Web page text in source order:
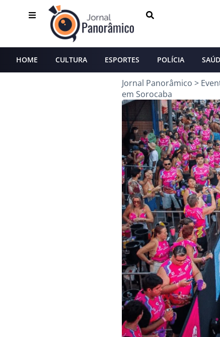
HOME CULTURA ESPORTES POLÍCIA
Jornal Panorâmico >
em Sorocaba